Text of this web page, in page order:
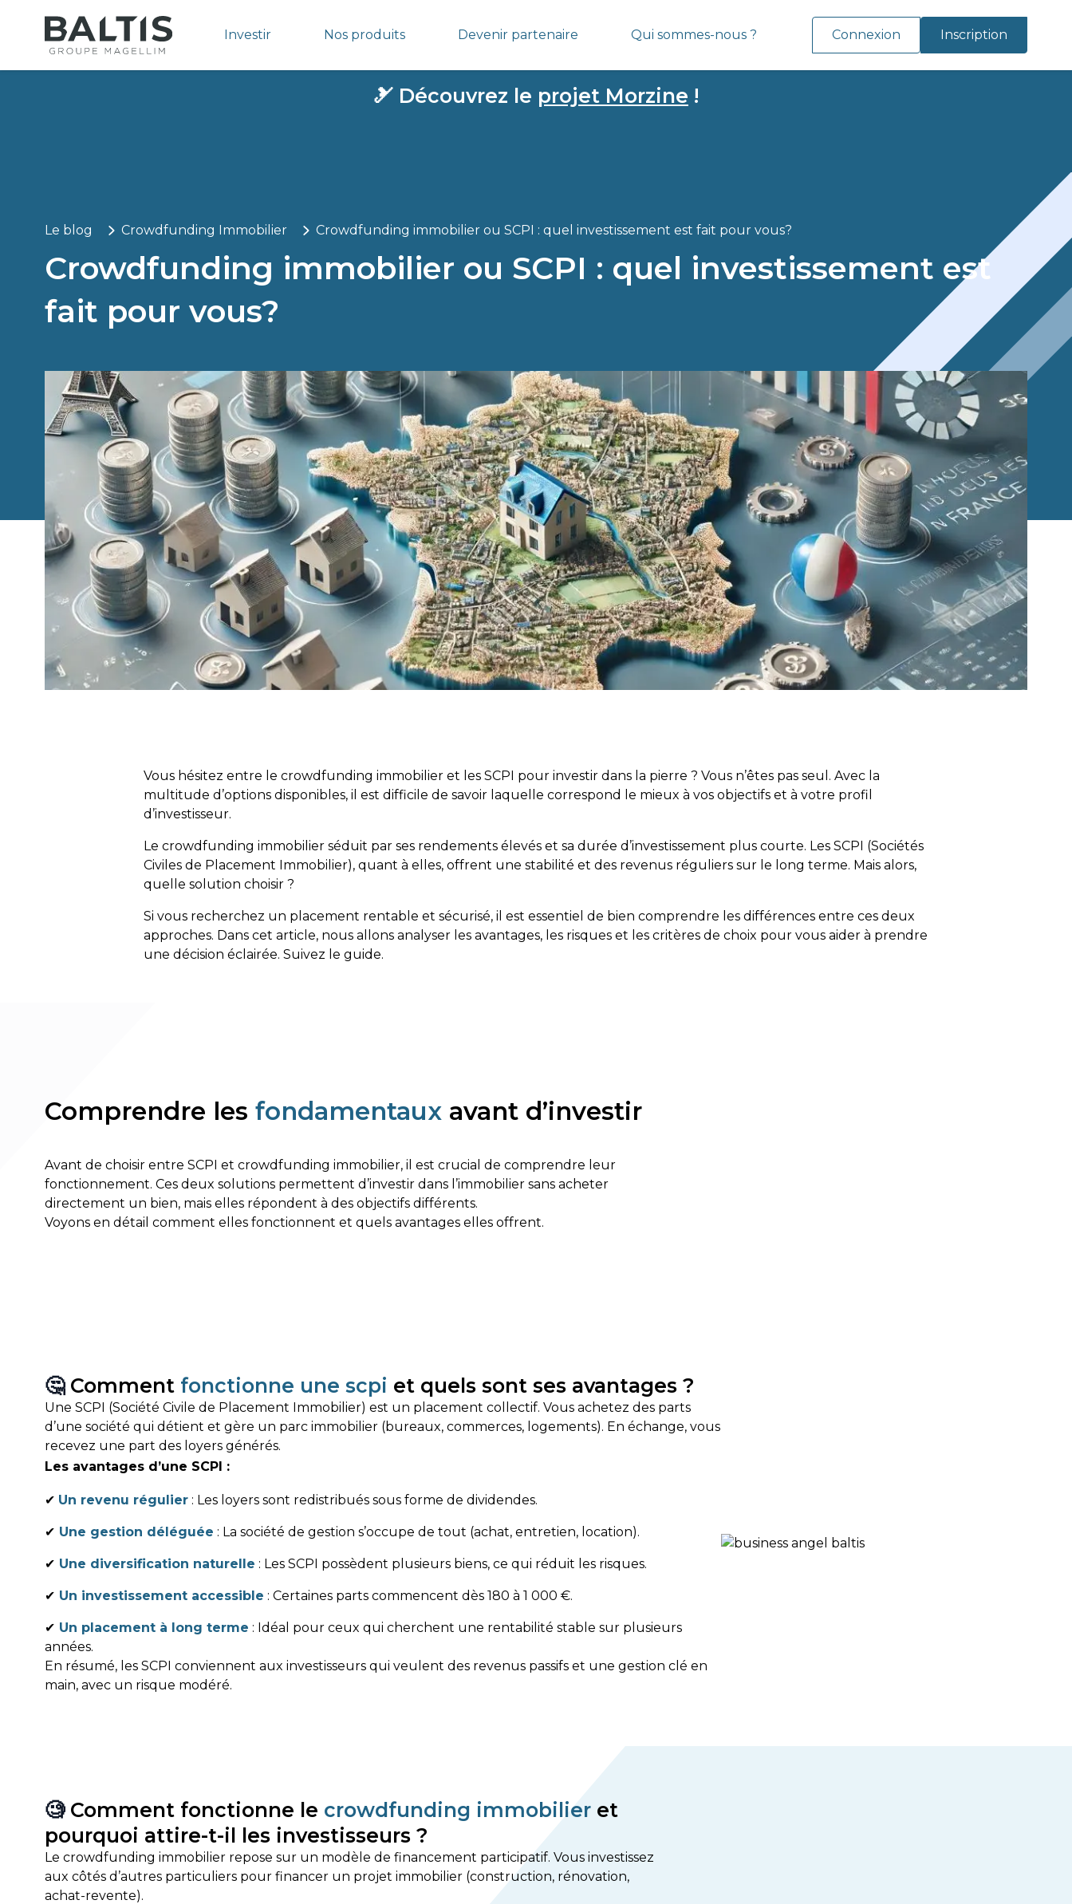
Investir Nos produits Devenir partenaire Qui sommes-nous ? Connexion Inscription
🎿 Découvrez le projet Morzine !
Le blog Crowdfunding Immobilier Crowdfunding immobilier ou SCPI : quel investissement est fait pour vous?
Crowdfunding immobilier ou SCPI : quel investissement est
fait pour vous?
Vous hésitez entre le crowdfunding immobilier et les SCPI pour investir dans la pierre ? Vous n’êtes pas seul. Avec la
multitude d’options disponibles, il est difficile de savoir laquelle correspond le mieux à vos objectifs et à votre profil
d’investisseur.
Le crowdfunding immobilier séduit par ses rendements élevés et sa durée d’investissement plus courte. Les SCPI (Sociétés
Civiles de Placement Immobilier), quant à elles, offrent une stabilité et des revenus réguliers sur le long terme. Mais alors,
quelle solution choisir ?
Si vous recherchez un placement rentable et sécurisé, il est essentiel de bien comprendre les différences entre ces deux
approches. Dans cet article, nous allons analyser les avantages, les risques et les critères de choix pour vous aider à prendre
une décision éclairée. Suivez le guide.
Comprendre les fondamentaux avant d’investir
Avant de choisir entre SCPI et crowdfunding immobilier, il est crucial de comprendre leur
fonctionnement. Ces deux solutions permettent d’investir dans l’immobilier sans acheter
directement un bien, mais elles répondent à des objectifs différents.
Voyons en détail comment elles fonctionnent et quels avantages elles offrent.
🤔 Comment fonctionne une scpi et quels sont ses avantages ?
Une SCPI (Société Civile de Placement Immobilier) est un placement collectif. Vous achetez des parts
d’une société qui détient et gère un parc immobilier (bureaux, commerces, logements). En échange, vous
recevez une part des loyers générés.
Les avantages d’une SCPI :
✔ Un revenu régulier : Les loyers sont redistribués sous forme de dividendes.
✔ Une gestion déléguée : La société de gestion s’occupe de tout (achat, entretien, location).
✔ Une diversification naturelle : Les SCPI possèdent plusieurs biens, ce qui réduit les risques.
✔ Un investissement accessible : Certaines parts commencent dès 180 à 1 000 €.
✔ Un placement à long terme : Idéal pour ceux qui cherchent une rentabilité stable sur plusieurs
années.
En résumé, les SCPI conviennent aux investisseurs qui veulent des revenus passifs et une gestion clé en
main, avec un risque modéré.
🧐 Comment fonctionne le crowdfunding immobilier et
pourquoi attire-t-il les investisseurs ?
Le crowdfunding immobilier repose sur un modèle de financement participatif. Vous investissez
aux côtés d’autres particuliers pour financer un projet immobilier (construction, rénovation,
achat-revente).